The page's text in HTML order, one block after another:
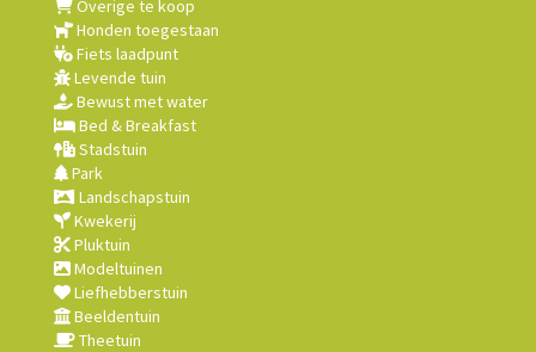
Overige te koop
Honden toegestaan
Fiets laadpunt
Levende tuin
Bewust met water
Bed & Breakfast
Stadstuin
Park
Landschapstuin
Kwekerij
Pluktuin
Modeltuinen
Liefhebberstuin
Beeldentuin
Theetuin